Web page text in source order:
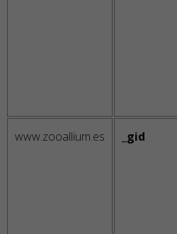
www.zooallium.es _gid